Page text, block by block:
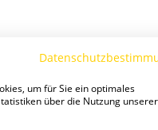
um für Sie ein optimales
über die Nutzung unserer